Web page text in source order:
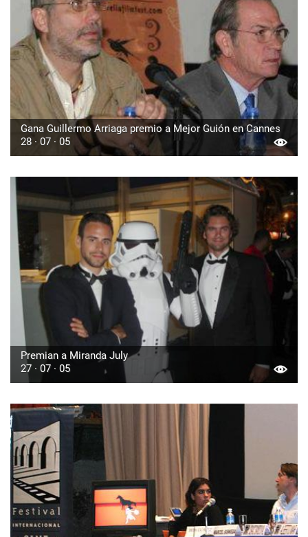
Gana Guillermo Arriaga premio a Mejor Guión en Cannes
28 · 07 · 05
Premian a Miranda July
27 · 07 · 05